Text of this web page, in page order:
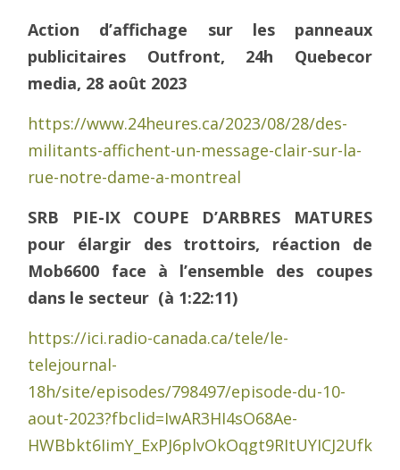
Action d’affichage sur les panneaux
publicitaires Outfront, 24h Quebecor
media, 28 août 2023
https://www.24heures.ca/2023/08/28/des-
militants-affichent-un-message-clair-sur-la-
rue-notre-dame-a-montreal
SRB PIE-IX COUPE D’ARBRES MATURES
pour élargir des trottoirs, réaction de
Mob6600 face à l’ensemble des coupes
dans le secteur (à 1:22:11)
https://ici.radio-canada.ca/tele/le-
telejournal-
18h/site/episodes/798497/episode-du-10-
aout-2023?fbclid=IwAR3HI4sO68Ae-